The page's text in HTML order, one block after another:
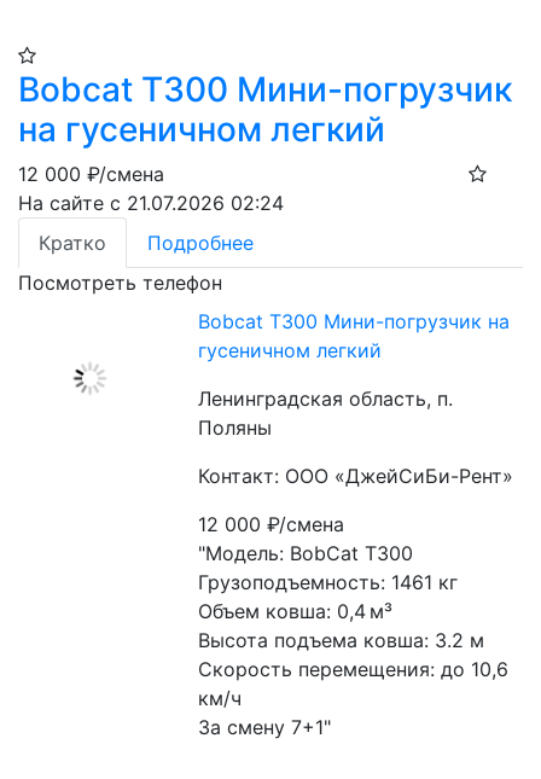
Bobcat T300 Мини-погрузчик
на гусеничном легкий
12 000 ₽/смена
На сайте с 21.07.2026 02:24
Кратко
Подробнее
Посмотреть телефон
Bobcat T300 Мини-погрузчик на
гусеничном легкий
Ленинградская область, п.
Поляны
Контакт: ООО «ДжейСиБи-Рент»
12 000₽/смена
"Модель: BobCat T300
Грузоподъемность: 1461 кг
Объем ковша: 0,4 м³
Высота подъема ковша: 3.2 м
Скорость перемещения: до 10,6
км/ч
За смену 7+1"